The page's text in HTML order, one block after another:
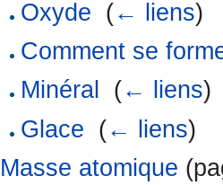
Oxyde (← liens)
Comment se
Minéral
(← liens)
Glace (← liens)
Masse atomique